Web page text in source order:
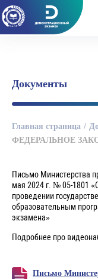
Документы
Главная страница
ФЕДЕРАЛЬНОЕ
Письмо Министерства
мая 2024 г. № 05-1801
проведении
образовательным
экзамена»
Подробнее про
Письмо